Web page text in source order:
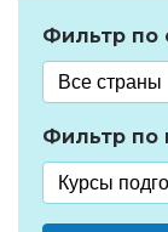
Фильтр по
Фильтр по